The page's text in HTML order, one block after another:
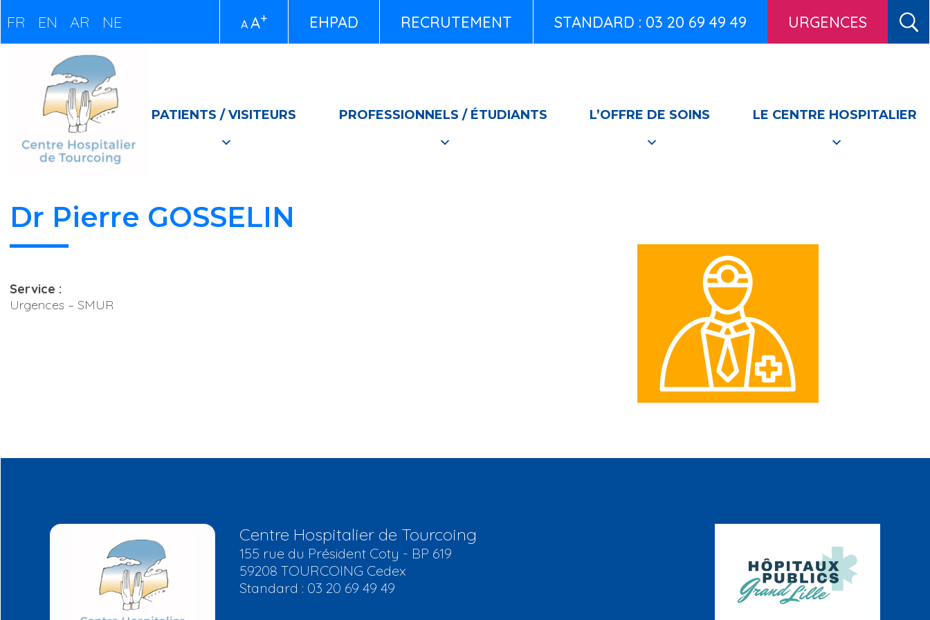
FR EN AR NE A A+ EHPAD RECRUTEMENT STANDARD : 03 20 69 49 49 URGENCES
PATIENTS / VISITEURS PROFESSIONNELS / ÉTUDIANTS L’OFFRE DE SOINS LE CENTRE HOSPITALIER
Dr Pierre GOSSELIN
Service :
Urgences – SMUR
Centre Hospitalier de Tourcoing
155 rue du Président Coty - BP 619
59208 TOURCOING Cedex
Standard : 03 20 69 49 49